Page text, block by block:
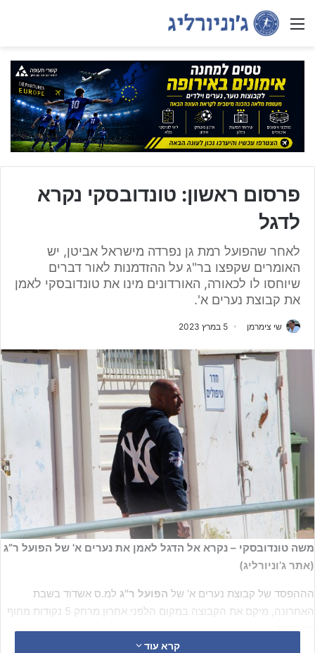
Menu
פרסום ראשון: טונדובסקי נקרא
לדגל
לאחר שהפועל רמת גן נפרדה מישראל אביטן, יש
האומרים שקפצו בר"ג על ההזדמנות לאור דברים
שיוחסו לו לכאורה, האורדונים מינו את טונדובסקי לאמן
את קבוצת נערים א'.
שי צימרמן 5 במרץ 2023
משה טונדובסקי – נקרא אל הדגל לאמן את נערים א' של הפועל ר”ג
(אתר ג’וניורליג)
הההפסד של קבוצת נערים א' של הפועל ר"ג למ.ס אשדוד בשבת
האחרונה, מיקם את הקבוצה במקום הלפני אחרון מרחק 5 נקודות מחוף
מבטחים.
קרא עוד